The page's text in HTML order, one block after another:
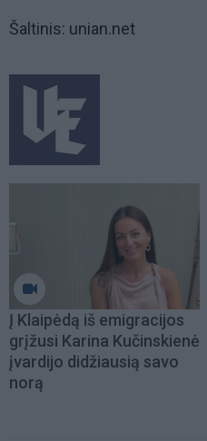
Šaltinis: unian.net
Į Klaipėdą iš emigracijos
grįžusi Karina Kučinskienė
įvardijo didžiausią savo
norą